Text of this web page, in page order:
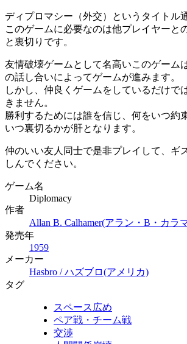
ディプロマシー（外交）というタイトル
このゲームに必要なのは他プレイヤーと
と裏切りです。
友情破壊ゲームとして名高いこのゲーム
の話し合いによってゲームが進みます。
しかし、仲良くゲームをしているだけで
きません。
勝利するためには誰を信じ、何をいつ約
いつ裏切るかが肝となります。
仲のいい友人同士で是非プレイして、ギ
しんでください。
ゲーム名
Diplomacy
作者
Allan B. Calhamer(アラン・B・カラ
発売年
1959
メーカー
Hasbro / ハズブロ(アメリカ)
タグ
スペース広め
ペア戦・チーム戦
交渉